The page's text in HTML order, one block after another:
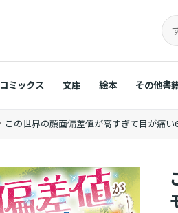
コミックス 文庫 絵本 その他書
この世界の顔面偏差値が高すぎて目が痛